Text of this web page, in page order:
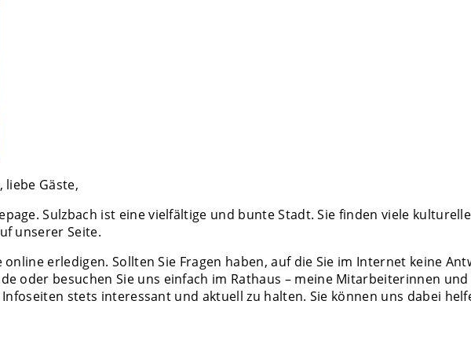
liebe Gäste,
Sulzbach ist eine vielfältige und bunte Stadt. Sie finden viele
unserer Seite.
erledigen. Sollten Sie Fragen haben, auf die Sie im Internet keine
oder besuchen Sie uns einfach im Rathaus – meine Mitarbeiterinnen
stets interessant und aktuell zu halten. Sie können uns dabei